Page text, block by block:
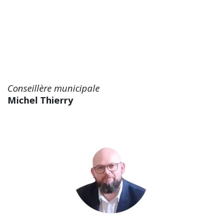
Conseillère municipale
Michel Thierry